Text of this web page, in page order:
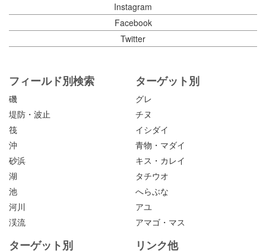
Instagram
Facebook
Twitter
フィールド別検索
磯
堤防・波止
筏
沖
砂浜
湖
池
河川
渓流
ターゲット別
グレ
チヌ
イシダイ
青物・マダイ
キス・カレイ
タチウオ
へらぶな
アユ
アマゴ・マス
ターゲット別 リンク他